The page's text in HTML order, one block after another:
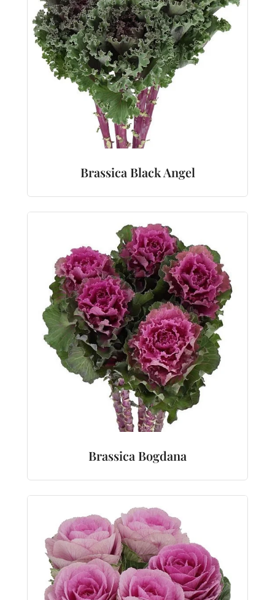
Brassica Black Angel
Brassica Bogdana